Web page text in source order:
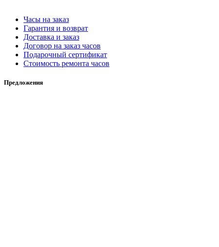
Часы на заказ
Гарантия и возврат
Доставка и заказ
Договор на заказ часов
Подарочный сертификат
Стоимость ремонта часов
Предложения